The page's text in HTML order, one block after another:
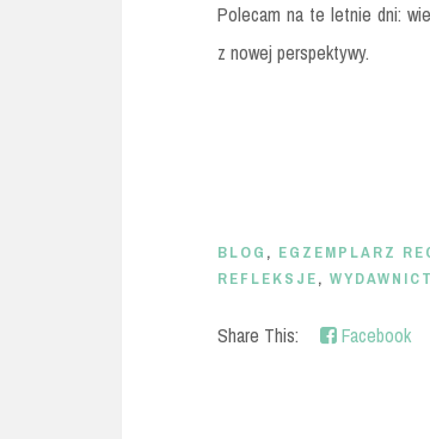
Polecam na te letnie dni:
z nowej perspektywy.
BLOG , EGZEMPLARZ
REFLEKSJE,
Share This: Facebook